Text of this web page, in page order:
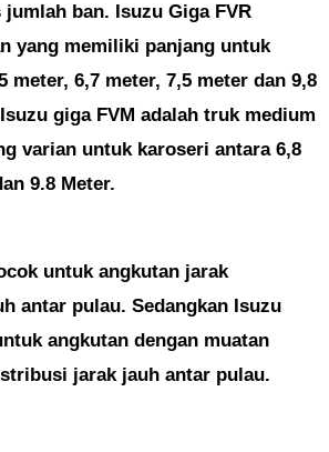
ban. Isuzu Giga FVR
yang memiliki panjang untuk
meter, 6,7 meter, 7,5 meter dan 9,8
giga FVM adalah truk medium
varian untuk karoseri antara 6,8
9.8 Meter.
untuk angkutan jarak
antar pulau. Sedangkan Isuzu
angkutan dengan muatan
jarak jauh antar pulau.